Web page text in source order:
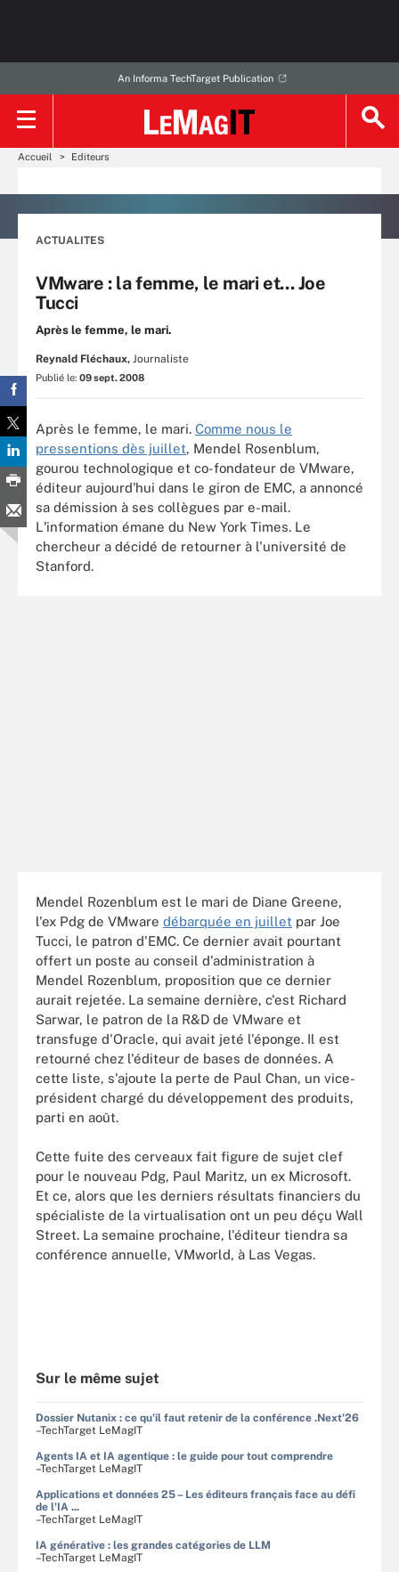
An Informa TechTarget Publication
Accueil Editeurs
ACTUALITES
VMware : la femme, le mari et... Joe
Tucci
Après le femme, le mari.
Reynald Fléchaux, Journaliste
Publié le: 09 sept. 2008
Après le femme, le mari. Comme nous le
pressentions dès juillet, Mendel Rosenblum,
gourou technologique et co-fondateur de VMware,
éditeur aujourd'hui dans le giron de EMC, a annoncé
sa démission à ses collègues par e-mail.
L'information émane du New York Times. Le
chercheur a décidé de retourner à l'université de
Stanford.
Mendel Rozenblum est le mari de Diane Greene,
l'ex Pdg de VMware débarquée en juillet par Joe
Tucci, le patron d'EMC. Ce dernier avait pourtant
offert un poste au conseil d'administration à
Mendel Rozenblum, proposition que ce dernier
aurait rejetée. La semaine dernière, c'est Richard
Sarwar, le patron de la R&D de VMware et
transfuge d'Oracle, qui avait jeté l'éponge. Il est
retourné chez l'éditeur de bases de données. A
cette liste, s'ajoute la perte de Paul Chan, un vice-
président chargé du développement des produits,
parti en août.
Cette fuite des cerveaux fait figure de sujet clef
pour le nouveau Pdg, Paul Maritz, un ex Microsoft.
Et ce, alors que les derniers résultats financiers du
spécialiste de la virtualisation ont un peu déçu Wall
Street. La semaine prochaine, l'éditeur tiendra sa
conférence annuelle, VMworld, à Las Vegas.
Sur le même sujet
Dossier Nutanix : ce qu'il faut retenir de la conférence .Next'26
–TechTarget LeMagIT
Agents IA et IA agentique : le guide pour tout comprendre
–TechTarget LeMagIT
Applications et données 25 – Les éditeurs français face au défi
de l'IA ...
–TechTarget LeMagIT
IA générative : les grandes catégories de LLM
–TechTarget LeMagIT